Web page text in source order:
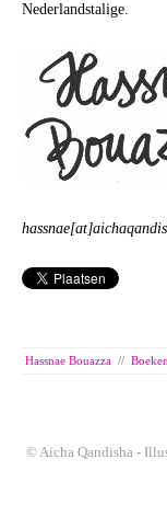
Nederlandstalige.
Hassnae Bouazza // Boeken
© Aicha Qandisha -